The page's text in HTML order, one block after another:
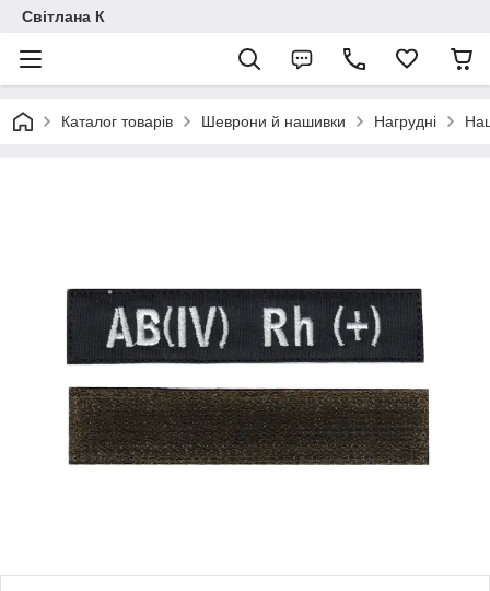
Світлана К
Каталог товарів Шеврони й нашивки Нагрудні